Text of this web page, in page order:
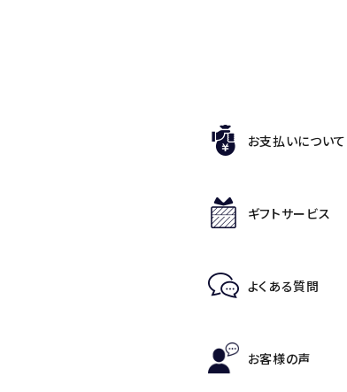
お支払いについて
ギフトサービス
よくある質問
お客様の声